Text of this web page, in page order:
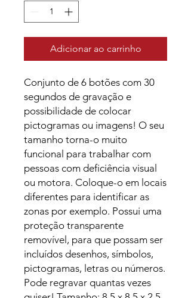
Adicionar ao carrinho
Conjunto de 6 botões com 30
segundos de gravação e
possibilidade de colocar
pictogramas ou imagens! O seu
tamanho torna-o muito
funcional para trabalhar com
pessoas com deficiência visual
ou motora. Coloque-o em locais
diferentes para identificar as
zonas por exemplo. Possui uma
proteção transparente
removível, para que possam ser
incluídos desenhos, símbolos,
pictogramas, letras ou números.
Pode regravar quantas vezes